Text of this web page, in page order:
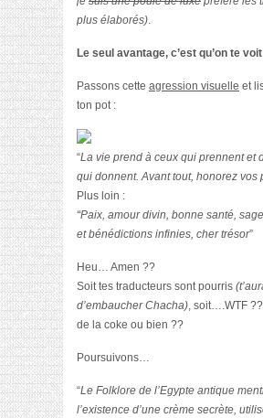
plus élaborés).
Le seul avantage, c’est qu’on te
Passons cette agression visuelle et
ton pot :
“La vie prend à ceux qui prennent et
qui donnent. Avant tout, honorez vos
Plus loin :
“Paix, amour divin, bonne santé,
et bénédictions infinies, cher trésor”
Heu… Amen ??
Soit tes traducteurs sont pourris
d’embaucher Chacha), soit….WTF
de la coke ou bien ??
Poursuivons…
“Le Folklore de l’Egypte antique
l’existence d’une crème secrète,